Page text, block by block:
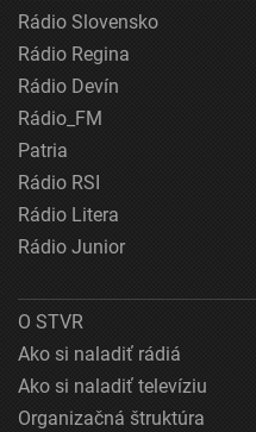
Rádio Slovensko
Rádio Regina
Rádio Devín
Rádio_FM
Patria
Rádio RSI
Rádio Litera
Rádio Junior
O STVR
Ako si naladiť rádiá
Ako si naladiť televíziu
Organizačná štruktúra